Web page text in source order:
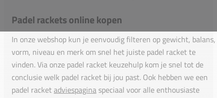
Padel rackets online kopen
In onze webshop kun je eenvoudig filteren op gewicht, balans,
vorm, niveau en merk om snel het juiste padel racket te
vinden. Via onze padel racket keuzehulp kom je snel tot de
conclusie welk padel racket bij jou past. Ook hebben we een
padel racketadviespagina speciaal voor alle enthousiaste